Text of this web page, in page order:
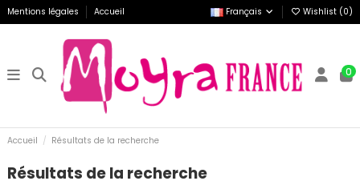
Mentions légales Accueil Français Wishlist (0)
0
Accueil Résultats de la recherche
Résultats de la recherche